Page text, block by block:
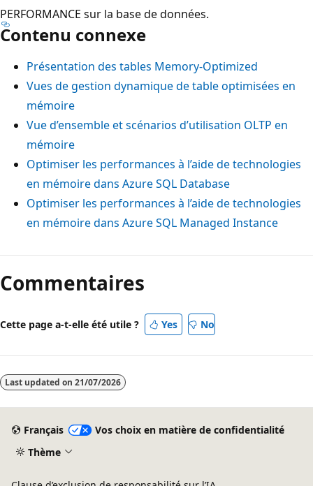
PERFORMANCE sur la base de données.
Contenu connexe
Présentation des tables Memory-Optimized
Vues de gestion dynamique de table optimisées en
mémoire
Vue d’ensemble et scénarios d’utilisation OLTP en
mémoire
Optimiser les performances à l’aide de technologies
en mémoire dans Azure SQL Database
Optimiser les performances à l’aide de technologies
en mémoire dans Azure SQL Managed Instance
Commentaires
Cette page a-t-elle été utile ? Yes No
Last updated on 21/07/2026
Français
Vos choix en matière de confidentialité
Thème